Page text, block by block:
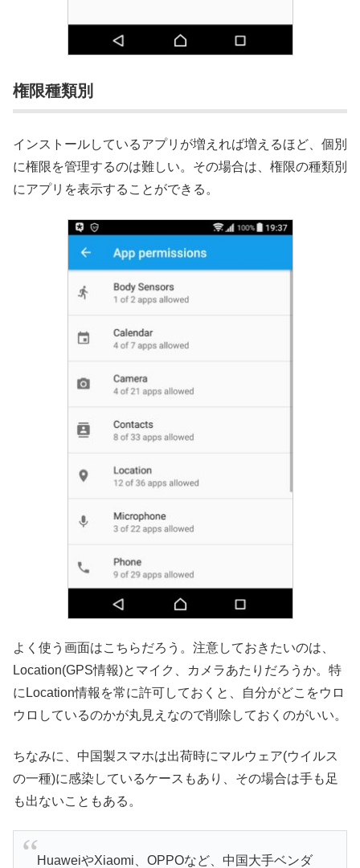
権限種類別
インストールしているアプリが増えれば増えるほど、個別
に権限を管理するのは難しい。その場合は、権限の種類別
にアプリを表示することができる。
よく使う画面はこちらだろう。注意しておきたいのは、
Location(GPS情報)とマイク、カメラあたりだろうか。特
にLocation情報を常に許可しておくと、自分がどこをウロ
ウロしているのかが丸見えなので削除しておくのがいい。
ちなみに、中国製スマホは出荷時にマルウェア(ウイルス
の一種)に感染しているケースもあり、その場合は手も足
も出ないこともある。
HuaweiやXiaomi、OPPOなど、中国大手ベンダ